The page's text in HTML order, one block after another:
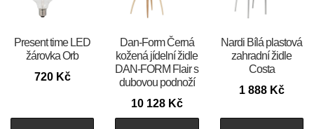
Present time LED
žárovka Orb
720 Kč
​​​​​Dan-Form Černá
kožená jídelní židle
DAN-FORM Flair s
dubovou podnoží
10 128 Kč
Nardi Bílá plastová
zahradní židle
Costa
1 888 Kč